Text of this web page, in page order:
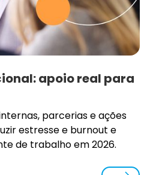
apoio real para
parcerias e ações
estresse e burnout e
de trabalho em 2026.